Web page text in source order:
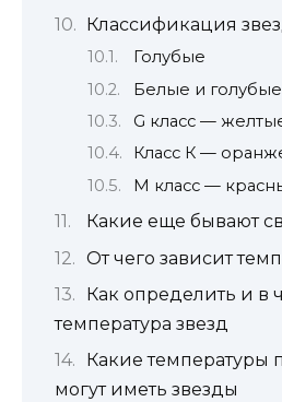
Классификация
Голубые
Белые и голубые
G класс —
Класс К —
М класс —
Какие еще бывают
От чего зависит
Как определить и в
температура звезд
Какие температуры
могут иметь звезды